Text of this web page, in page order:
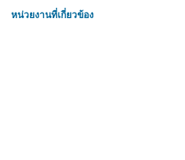
หน่วยงานที่เกี่ยวข้อง